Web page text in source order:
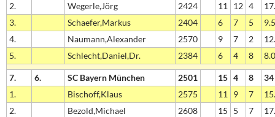
2.
Wegerle,Jörg 2424 11 12 4
3.
Schaefer,Markus 2404 6 7 5
4.
Naumann,Alexander 2570 9 7 2
5.
Schlecht,Daniel,Dr. 2384 6 4 8
7. 6. SC Bayern München 2501 15 4 8
1.
Bischoff,Klaus 2575 11 9 7
2.
Bezold,Michael 2608 15 5 7